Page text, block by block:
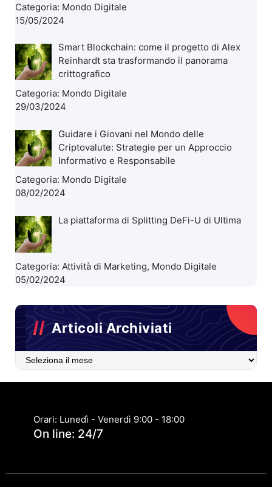
Categoria: Mondo Digitale
15/05/2024
Smart Blockchain: come il progetto di Alex
Reinhardt sta trasformando il panorama
crittografico
Categoria: Mondo Digitale
29/03/2024
Guidare i Giovani nel Mondo delle
Criptovalute: Strategie per un Approccio
Informativo e Responsabile
Categoria: Mondo Digitale
08/02/2024
La piattaforma di Splitting DeFi-U di Ultima
Categoria: Attività di Marketing, Mondo Digitale
05/02/2024
Articoli Archiviati
Articoli
Orari: Lunedì - Venerdì 9:00 - 18:00
On line: 24/7